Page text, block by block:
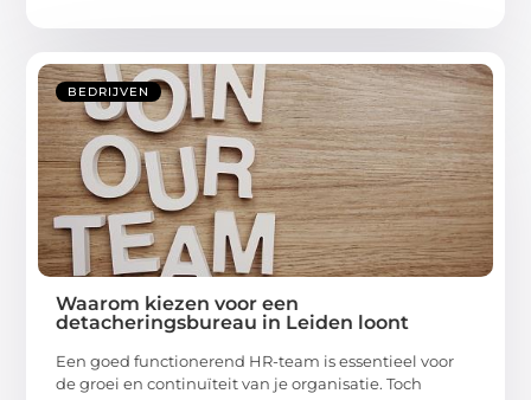
BEDRIJVEN
Waarom kiezen voor een
detacheringsbureau in Leiden loont
Een goed functionerend HR-team is essentieel voor
de groei en continuïteit van je organisatie. Toch